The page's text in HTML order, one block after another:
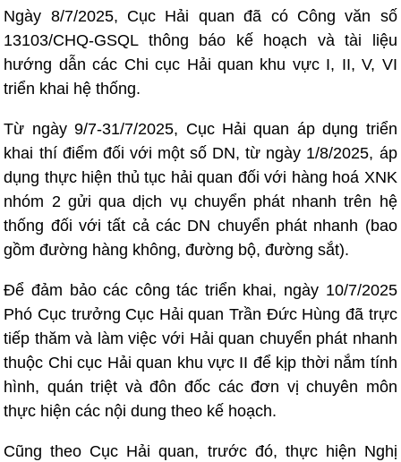
Ngày 8/7/2025, Cục Hải quan đã có Công văn số
13103/CHQ-GSQL thông báo kế hoạch và tài liệu
hướng dẫn các Chi cục Hải quan khu vực I, II, V, VI
triển khai hệ thống.
Từ ngày 9/7-31/7/2025, Cục Hải quan áp dụng triển
khai thí điểm đối với một số DN, từ ngày 1/8/2025, áp
dụng thực hiện thủ tục hải quan đối với hàng hoá XNK
nhóm 2 gửi qua dịch vụ chuyển phát nhanh trên hệ
thống đối với tất cả các DN chuyển phát nhanh (bao
gồm đường hàng không, đường bộ, đường sắt).
Để đảm bảo các công tác triển khai, ngày 10/7/2025
Phó Cục trưởng Cục Hải quan Trần Đức Hùng đã trực
tiếp thăm và làm việc với Hải quan chuyển phát nhanh
thuộc Chi cục Hải quan khu vực II để kịp thời nắm tính
hình, quán triệt và đôn đốc các đơn vị chuyên môn
thực hiện các nội dung theo kế hoạch.
Cũng theo Cục Hải quan, trước đó, thực hiện Nghị